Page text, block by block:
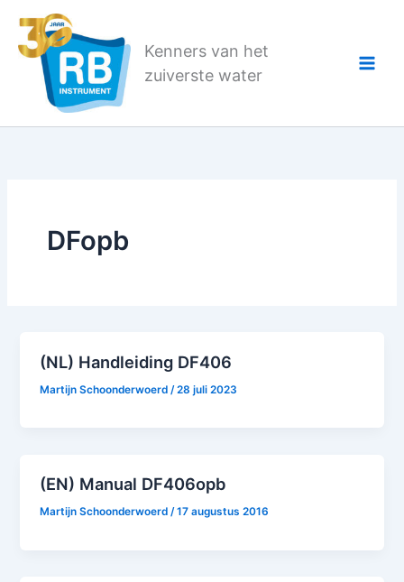
naar
Kenners van het
zuiverste water
DFopb
(NL) Handleiding DF406
Martijn Schoonderwoerd /28 juli 2023
(EN) Manual DF406opb
Martijn Schoonderwoerd/17 augustus 2016